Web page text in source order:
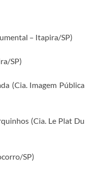
– Itapira/SP)
SP)
(Cia. Imagem Pública
(Cia. Le Plat Du
SP)